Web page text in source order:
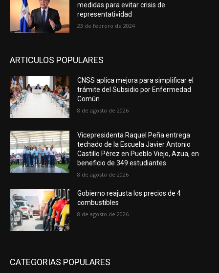
medidas para evitar crisis de
representatividad
23 de febrero de 2024
ARTICULOS POPULARES
CNSS aplica mejora para simplificar el
trámite del Subsidio por Enfermedad
Común
8 de agosto de 2026
Vicepresidenta Raquel Peña entrega
techado de la Escuela Javier Antonio
Castillo Pérez en Pueblo Viejo, Azua, en
beneficio de 349 estudiantes
8 de agosto de 2026
Gobierno reajusta los precios de 4
combustibles
8 de agosto de 2026
CATEGORIAS POPULARES